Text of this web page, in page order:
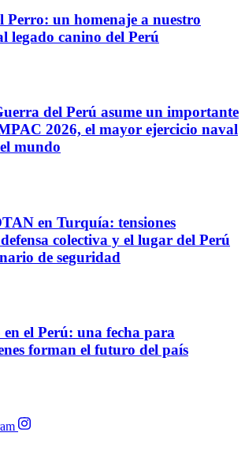
un homenaje a nuestro
legado canino del Perú
del Perú asume un importante
2026, el mayor ejercicio naval
mundo
en Turquía: tensiones
colectiva y el lugar del Perú
de seguridad
el Perú: una fecha para
forman el futuro del país